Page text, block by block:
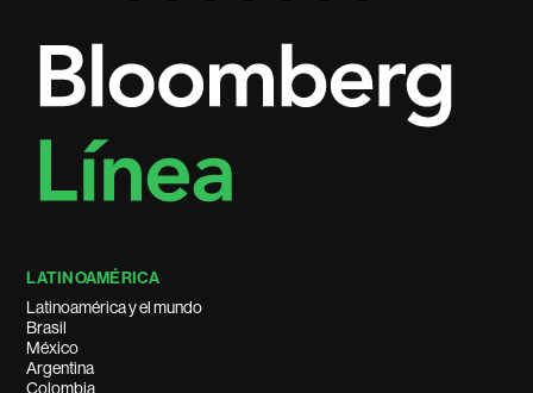
LATINOAMÉRICA
Latinoamérica y el mundo
Brasil
México
Argentina
Colombia